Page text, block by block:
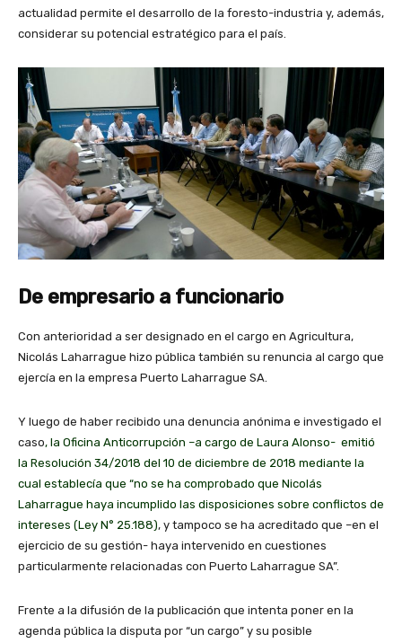
actualidad permite el desarrollo de la foresto-industria y, además,
considerar su potencial estratégico para el país.
De empresario a funcionario
Con anterioridad a ser designado en el cargo en Agricultura,
Nicolás Laharrague hizo pública también su renuncia al cargo que
ejercía en la empresa Puerto Laharrague SA.
Y luego de haber recibido una denuncia anónima e investigado el
caso, la Oficina Anticorrupción –a cargo de Laura Alonso- emitió
la Resolución 34/2018 del 10 de diciembre de 2018 mediante la
cual establecía que “no se ha comprobado que Nicolás
Laharrague haya incumplido las disposiciones sobre conflictos de
intereses (Ley N° 25.188), y tampoco se ha acreditado que –en el
ejercicio de su gestión- haya intervenido en cuestiones
particularmente relacionadas con Puerto Laharrague SA”.
Frente a la difusión de la publicación que intenta poner en la
agenda pública la disputa por “un cargo” y su posible